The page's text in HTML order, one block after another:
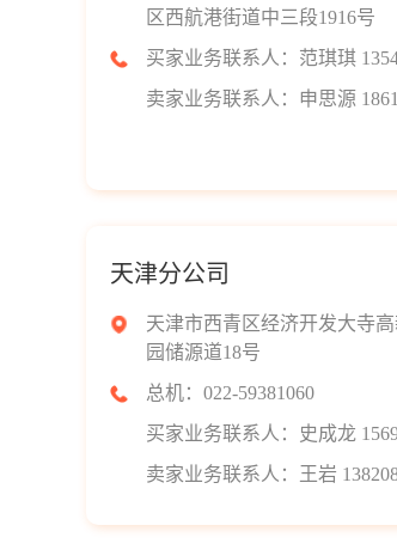
区西航港街道中三段1916号
买家业务联系人：范琪琪
卖家业务联系人：申思源
天津分公司
天津市西青区经济开发大寺
园储源道18号
总机：022-59381060
买家业务联系人：史成龙
卖家业务联系人：王岩